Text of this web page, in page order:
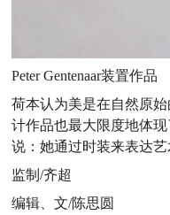
Peter Gentenaar装置作品
荷本认为美是在自然原
计作品也最大限度地体
说：她通过时装来表达艺
监制/齐超
编辑、文/陈思圆